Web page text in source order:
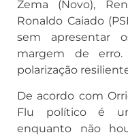
Zema (Novo),
Ronaldo Caiado
sem apresentar
margem de
polarização
De acordo com
Flu político é
enquanto não